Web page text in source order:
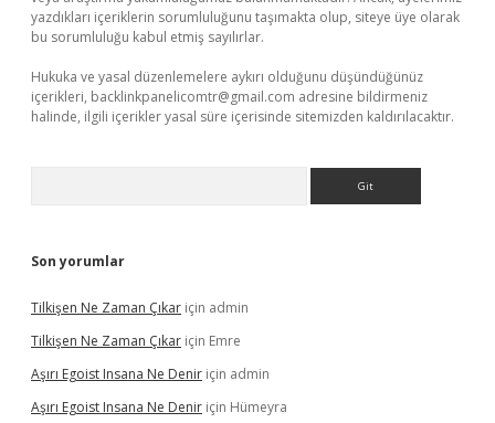
yazdıkları içeriklerin sorumluluğunu taşımakta olup, siteye üye olarak
bu sorumluluğu kabul etmiş sayılırlar.
Hukuka ve yasal düzenlemelere aykırı olduğunu düşündüğünüz
içerikleri, backlinkpanelicomtr@gmail.com adresine bildirmeniz
halinde, ilgili içerikler yasal süre içerisinde sitemizden kaldırılacaktır.
Son yorumlar
Tilkişen Ne Zaman Çıkar için admin
Tilkişen Ne Zaman Çıkar için Emre
Aşırı Egoist Insana Ne Denir için admin
Aşırı Egoist Insana Ne Denir için Hümeyra